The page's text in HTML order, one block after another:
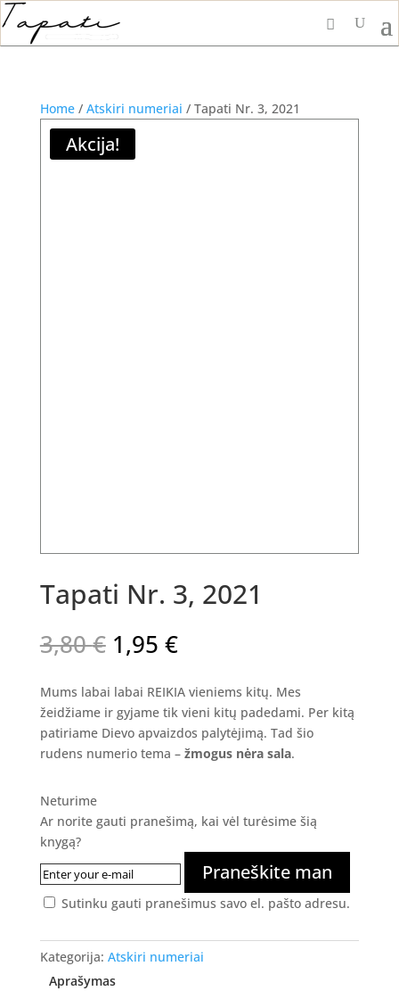
Home/ Atskiri numeriai / Tapati Nr. 3, 2021
Akcija!
Tapati Nr. 3, 2021
3,80€ Original
price
was:
3,80 €.
1,95 €Current
price
is:
1,95 €.
Mums labai labai REIKIA vieniems kitų. Mes
žeidžiame ir gyjame tik vieni kitų padedami. Per kitą
patiriame Dievo apvaizdos palytėjimą. Tad šio
rudens numerio tema – žmogus nėra sala.
Neturime
Ar norite gauti pranešimą, kai vėl turėsime šią
knygą?
Praneškite man
Sutinku gauti pranešimus savo el. pašto adresu.
Kategorija: Atskiri numeriai
Aprašymas